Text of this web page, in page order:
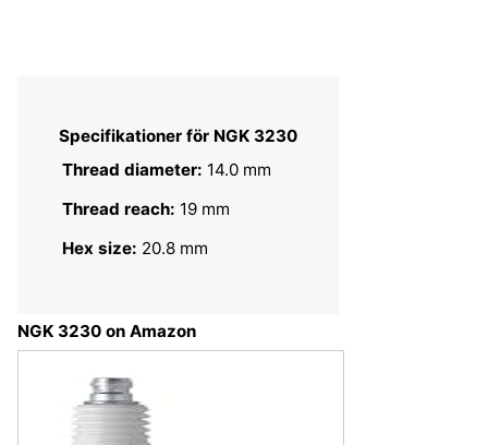
Specifikationer för NGK 3230
Thread diameter: 14.0 mm
Thread reach: 19 mm
Hex size: 20.8 mm
NGK 3230 on Amazon